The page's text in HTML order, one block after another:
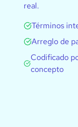
real.
Términos
Arreglo de
Codificado
concepto